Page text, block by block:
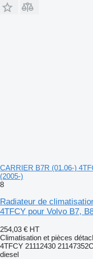
CARRIER B7R (01.06-)
(2005-)
8
Radiateur de
4TFCY pour Volvo B7,
254,03 € HT
Climatisation et pièces
4TFCY 21112430
diesel